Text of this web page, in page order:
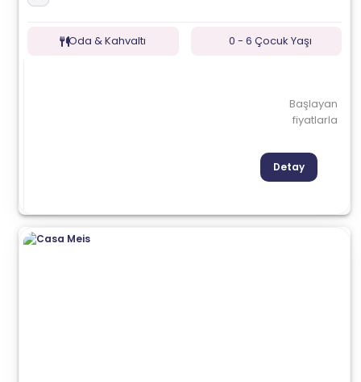
Oda & Kahvaltı 0 - 6 Çocuk Yaşı
Başlayan
fiyatlarla
Detay